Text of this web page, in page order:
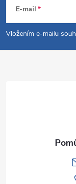
p
a
E-mail
Vložením e-mailu